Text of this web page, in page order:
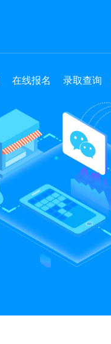
在线报名 录取查询